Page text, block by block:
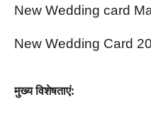
New Wedding card
New Wedding Card
मुख्य विशेषताएं: